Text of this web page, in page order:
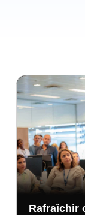
Rafraîchir